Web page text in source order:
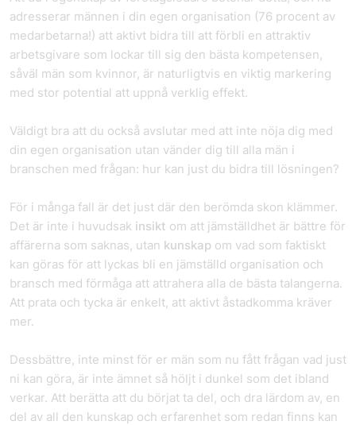
adresserar männen i din egen organisation (76 procent av
medarbetarna!) att aktivt bidra till att förbli en attraktiv
arbetsgivare som lockar till sig den bästa kompetensen,
såväl män som kvinnor, är naturligtvis en viktig markering
med stor potential att uppnå verklig effekt.
Väldigt bra att du också avslutar med att inte nöja dig med
din egen organisation utan vänder dig till alla män i
branschen med frågan: hur kan just du bidra till lösningen?
För i många fall är det just där den berömda skon klämmer.
Det är inte i huvudsak insikt om att jämställdhet är bättre för
affärerna som saknas, utan kunskap om vad som faktiskt
kan göras för att lyckas bli en jämställd organisation och
bransch med förmåga att attrahera alla de bästa talangerna.
Att prata och tycka är enkelt, att aktivt åstadkomma kräver
mer.
Dessbättre, inte minst för er män som nu fått frågan vad just
ni kan göra, är inte ämnet så höljt i dunkel som det ibland
verkar. Att berätta att du börjat ta del, och dra lärdom av, en
del av all den kunskap och erfarenhet som redan finns kan